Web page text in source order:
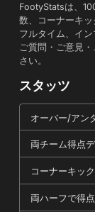
FootyStatsは、
数、コーナーキ
フルタイム、イン
ご質問・ご意見
さい。
スタッツ
オーバー/アン
両チーム得点
コーナーキック
両ハーフで得点